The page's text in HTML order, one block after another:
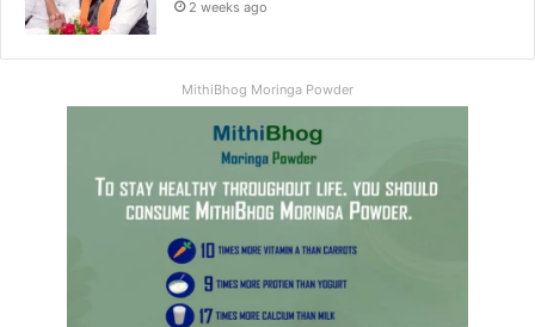
2 weeks ago
MithiBhog Moringa Powder